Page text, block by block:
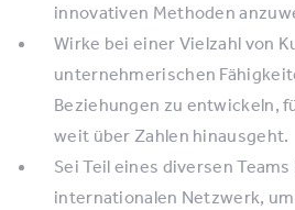
innovativen Methoden
Wirke bei einer Vielzahl von
unternehmerischen
Beziehungen zu entwickeln,
weit über Zahlen hinausgeht.
Sei Teil eines diversen
internationalen Netzwerk,